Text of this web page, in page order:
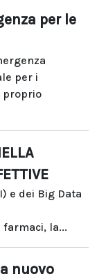
per le
per i
proprio
e dei Big Data
la...
nuovo